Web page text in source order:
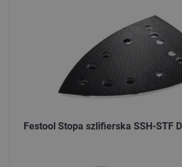
Festool Stopa szlifierska SSH-STF